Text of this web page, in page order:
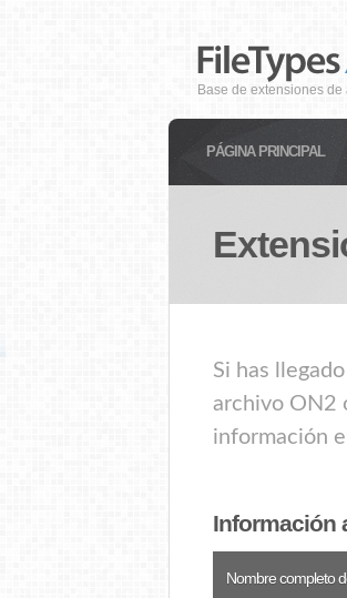
Base de extensiones
PÁGINA PRINCIPAL
Si has
archivo ON2
información
Información
Nombre completo